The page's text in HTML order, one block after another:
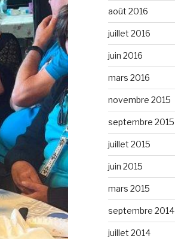
août 2016
juillet 2016
juin 2016
mars 2016
novembre 2015
septembre 2015
juillet 2015
juin 2015
mars 2015
septembre 2014
juillet 2014